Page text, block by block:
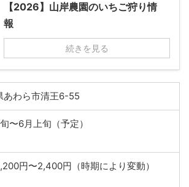
【2026】山岸農園のいちご狩り情
報
続きを見る
あわら市清王6-55
〜6月上旬（予定）
円〜2,400円（時期により変動）